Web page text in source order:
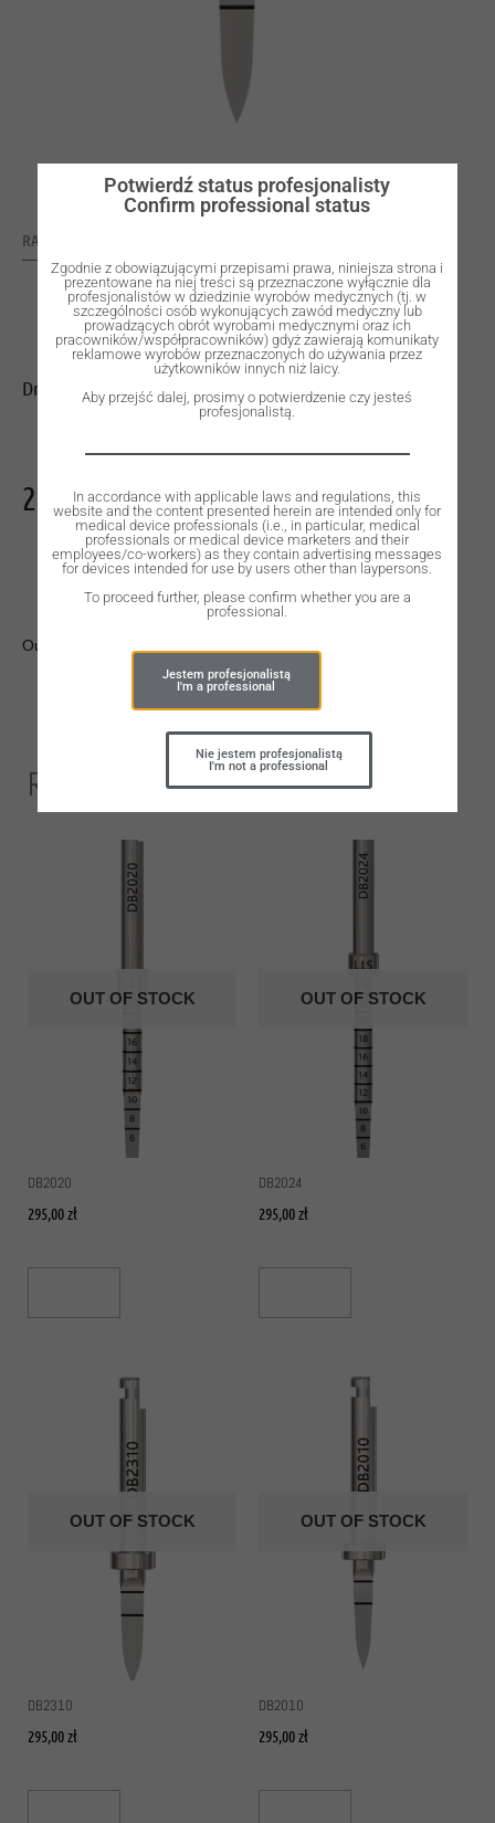
RATING: 0
Drill, lance, D 2.3 mm, L 16 mm.
295,00zł
Out of stock
Related Products
OUT OF STOCK
DB2020
295,00zł
OUT OF STOCK
DB2024
295,00zł
OUT OF STOCK
DB2310
295,00zł
OUT OF STOCK
DB2010
295,00zł
Potwierdź status profesjonalisty
Confirm professional status
Zgodnie z obowiązującymi przepisami prawa, niniejsza strona i
prezentowane na niej treści są przeznaczone wyłącznie dla
profesjonalistów w dziedzinie wyrobów medycznych (tj. w
szczególności osób wykonujących zawód medyczny lub
prowadzących obrót wyrobami medycznymi oraz ich
pracowników/współpracowników) gdyż zawierają komunikaty
reklamowe wyrobów przeznaczonych do używania przez
użytkowników innych niż laicy.
Aby przejść dalej, prosimy o potwierdzenie czy jesteś
profesjonalistą.
In accordance with applicable laws and regulations, this
website and the content presented herein are intended only for
medical device professionals (i.e., in particular, medical
professionals or medical device marketers and their
employees/co-workers) as they contain advertising messages
for devices intended for use by users other than laypersons.
To proceed further, please confirm whether you are a
professional.
Jestem profesjonalistą
I'm a professional
Nie jestem profesjonalistą
I'm not a professional